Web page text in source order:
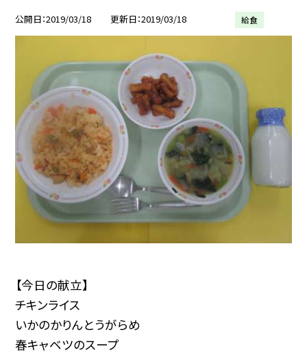
公開日 2019/03/18 更新日 2019/03/18 給食
【今日の献立】
チキンライス
いかのかりんとうがらめ
春キャベツのスープ